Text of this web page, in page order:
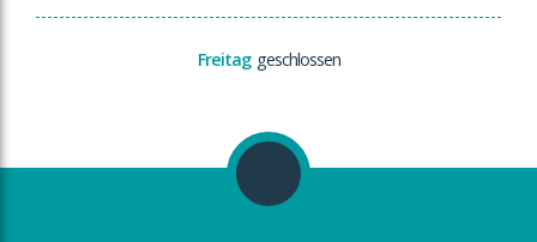
Freitag geschlossen